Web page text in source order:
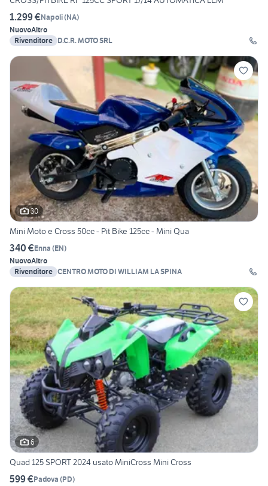
1.299 €Napoli(NA)
NuovoAltro
Rivenditore D.C.R. MOTO SRL
30
Mini Moto e Cross 50cc - Pit Bike 125cc - Mini Qua
340 €Enna (EN)
NuovoAltro
Rivenditore CENTRO MOTO DI WILLIAM LA SPINA
6
Quad 125 SPORT 2024 usato MiniCross Mini Cross
599 €Padova (PD)